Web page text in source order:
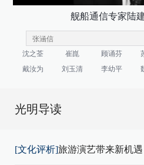
舰船通信专家陆
沈之荃 崔崑 顾诵芬
戴汝为
刘玉清 李幼平
光明导读
[文化评析]旅游演艺带来新机遇